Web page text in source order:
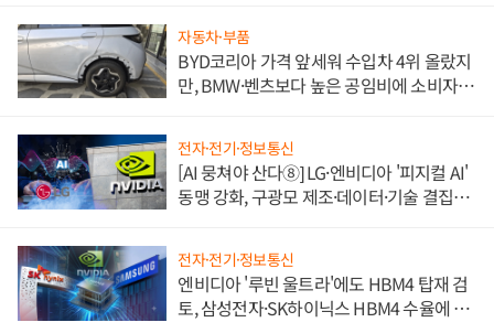
자동차·부품
BYD코리아 가격 앞세워 수입차 4위 올랐지
만, BMW·벤츠보다 높은 공임비에 소비자
전자·전기·정보통신
[AI 뭉쳐야 산다⑧] LG·엔비디아 '피지컬 AI'
동맹 강화, 구광모 제조·데이터·기술 결집
전자·전기·정보통신
엔비디아 '루빈 울트라'에도 HBM4 탑재 검
토, 삼성전자·SK하이닉스 HBM4 수율에 주